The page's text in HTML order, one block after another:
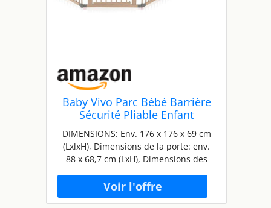
Baby Vivo Parc Bébé Barrière
Sécurité Pliable Enfant
Protection Porte en Bois -
réglable individuellement- 8
Éléments PREMIUM
DIMENSIONS: Env. 176 x 176 x 69 cm
(LxlxH), Dimensions de la porte: env.
88 x 68,7 cm (LxH), Dimensions des
(LxH), surface: environ 3,03 m²
SÉCURITÉ: Les emboîtements spéciaux